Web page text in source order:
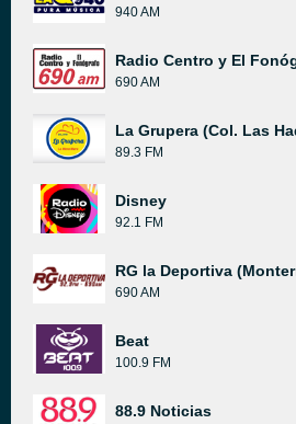
940 AM
Radio Centro y El
690 AM
La Grupera (Col. Las
89.3 FM
Disney
92.1 FM
RG la Deportiva
690 AM
Beat
100.9 FM
88.9 Noticias